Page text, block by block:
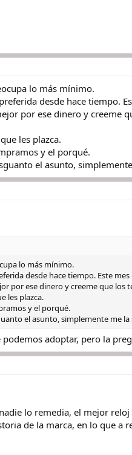
lo más mínimo.
desde hace tiempo.
por ese dinero y creeme
les plazca.
y el porqué.
el asunto,
lo más mínimo.
desde hace tiempo. Este
por ese dinero y creeme que los
les plazca.
y el porqué.
el asunto, simplemente me la
adoptar, pero la
lo remedia, el mejor
de la marca, en lo que